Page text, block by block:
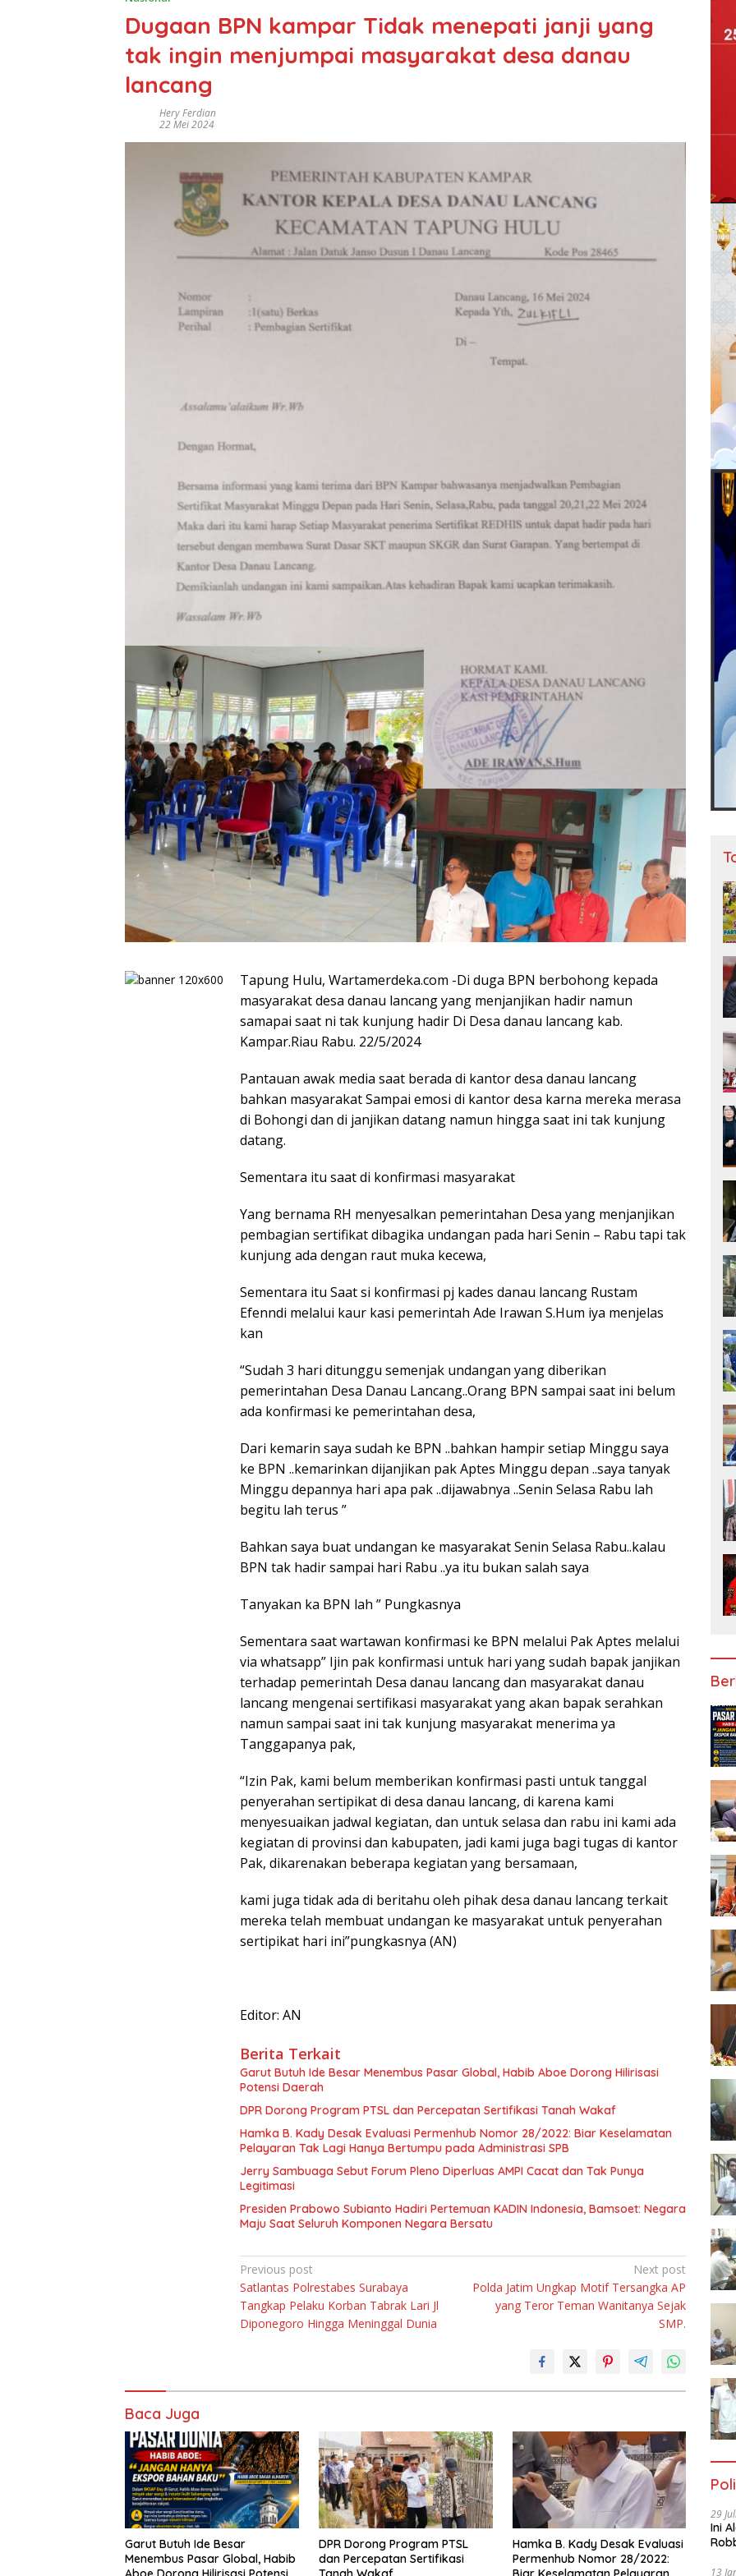
Dugaan BPN kampar Tidak menepati janji yang
tak ingin menjumpai masyarakat desa danau
lancang
Hery Ferdian
22 Mei 2024
Tapung Hulu, Wartamerdeka.com -Di duga BPN berbohong kepada
masyarakat desa danau lancang yang menjanjikan hadir namun
samapai saat ni tak kunjung hadir Di Desa danau lancang kab.
Kampar.Riau Rabu. 22/5/2024
Pantauan awak media saat berada di kantor desa danau lancang
bahkan masyarakat Sampai emosi di kantor desa karna mereka merasa
di Bohongi dan di janjikan datang namun hingga saat ini tak kunjung
datang.
Sementara itu saat di konfirmasi masyarakat
Yang bernama RH menyesalkan pemerintahan Desa yang menjanjikan
pembagian sertifikat dibagika undangan pada hari Senin – Rabu tapi tak
kunjung ada dengan raut muka kecewa,
Sementara itu Saat si konfirmasi pj kades danau lancang Rustam
Efenndi melalui kaur kasi pemerintah Ade Irawan S.Hum iya menjelas
kan
“Sudah 3 hari ditunggu semenjak undangan yang diberikan
pemerintahan Desa Danau Lancang..Orang BPN sampai saat ini belum
ada konfirmasi ke pemerintahan desa,
Dari kemarin saya sudah ke BPN ..bahkan hampir setiap Minggu saya
ke BPN ..kemarinkan dijanjikan pak Aptes Minggu depan ..saya tanyak
Minggu depannya hari apa pak ..dijawabnya ..Senin Selasa Rabu lah
begitu lah terus ”
Bahkan saya buat undangan ke masyarakat Senin Selasa Rabu..kalau
BPN tak hadir sampai hari Rabu ..ya itu bukan salah saya
Tanyakan ka BPN lah ” Pungkasnya
Sementara saat wartawan konfirmasi ke BPN melalui Pak Aptes melalui
via whatsapp” Ijin pak konfirmasi untuk hari yang sudah bapak janjikan
terhadap pemerintah Desa danau lancang dan masyarakat danau
lancang mengenai sertifikasi masyarakat yang akan bapak serahkan
namun sampai saat ini tak kunjung masyarakat menerima ya
Tanggapanya pak,
“Izin Pak, kami belum memberikan konfirmasi pasti untuk tanggal
penyerahan sertipikat di desa danau lancang, di karena kami
menyesuaikan jadwal kegiatan, dan untuk selasa dan rabu ini kami ada
kegiatan di provinsi dan kabupaten, jadi kami juga bagi tugas di kantor
Pak, dikarenakan beberapa kegiatan yang bersamaan,
kami juga tidak ada di beritahu oleh pihak desa danau lancang terkait
mereka telah membuat undangan ke masyarakat untuk penyerahan
sertipikat hari ini”pungkasnya (AN)
Editor: AN
Berita Terkait
Garut Butuh Ide Besar Menembus Pasar Global, Habib Aboe Dorong Hilirisasi
Potensi Daerah
DPR Dorong Program PTSL dan Percepatan Sertifikasi Tanah Wakaf
Hamka B. Kady Desak Evaluasi Permenhub Nomor 28/2022: Biar Keselamatan
Pelayaran Tak Lagi Hanya Bertumpu pada Administrasi SPB
Jerry Sambuaga Sebut Forum Pleno Diperluas AMPI Cacat dan Tak Punya
Legitimasi
Presiden Prabowo Subianto Hadiri Pertemuan KADIN Indonesia, Bamsoet: Negara
Maju Saat Seluruh Komponen Negara Bersatu
Navigasi
pos
Previous post
Satlantas Polrestabes Surabaya
Tangkap Pelaku Korban Tabrak Lari Jl
Diponegoro Hingga Meninggal Dunia
Next post
Polda Jatim Ungkap Motif Tersangka AP
yang Teror Teman Wanitanya Sejak
SMP.
Baca Juga
Garut Butuh Ide Besar
Menembus Pasar Global, Habib
DPR Dorong Program PTSL
dan Percepatan Sertifikasi
Hamka B. Kady Desak Evaluasi
Permenhub Nomor 28/2022:
29
Ini
13